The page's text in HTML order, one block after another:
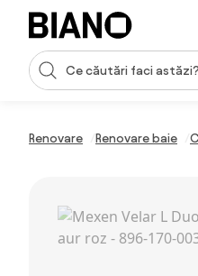
Sari peste navigare, accesează
Introducerea căutării
Renovare Renovare baie